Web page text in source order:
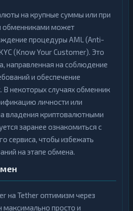
на крупные суммы или при
обменниками может
процедуры AML (Anti-
(Know Your Customer). Это
направленная на соблюдение
и обеспечение
В некоторых случаях обменник
личности или
владения криптовалютными
заранее ознакомиться с
сервиса, чтобы избежать
на этапе обмена.
на Tether оптимизм через
максимально просто и